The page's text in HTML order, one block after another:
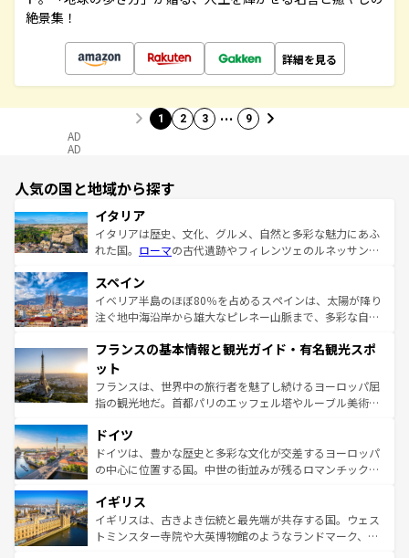
絶景集！
詳細を見る
1 2 3 … 9
AD
AD
人気の国と地域から探す
イタリア
イタリアは歴史、文化、グルメ、自然と多彩な魅力にあふ
れた国。 ローマの古代遺跡やフィレンツェのルネッサンス
ろん、トスカーナの美しい田園風景やアマルフィ海岸の絶
景など、自然景観も見逃せない。観光の合間には、本場の
ピザやパスタなど、絶品のイタリア料理を堪能することも
ませてくれるイタリアで、忘れられない旅をしてみよう！
なお、新着のイタリア情報は
しい。
スペイン
イベリア半島のほぼ80％を占めるスペインは、太陽が降り
注ぐ地中海沿岸から雄大なピレネー山脈まで、多彩な自然
文化が根付くこの国では、情熱的なフラメンコ、熱気あふ
れる闘牛、そして美味しいタパスが生活の一部となってい
る。首都マドリードの洗練された雰囲気や、バルセロナの
アートに溢れた街角から、地方では古代ローマ遺跡や中世
せる。地方によって風土や気候が異なるスペインはその個
性で訪れる人を魅了する。 なお、新着のスペイン情報は コ
ンテンツ一覧を参照してほしい。
フランスの基本情報と観光ガイド・有名観光スポ
ット
フランスは、世界中の旅行者を魅了し続けるヨーロッパ屈
指の観光地だ。首都パリのエッフェル塔やルーブル美術館
で、幅広い魅力が詰まっている。華麗な宮殿、歴史的な大
聖堂、美しいビーチ、そして豊かな自然が、訪れる者を心
から魅了する。また、フランスは美食の国としても知ら
いる。シャンパンの発祥地であるランス、プロヴァンスの
香り高いラベンダー畑など、多彩な楽しみ方が可能だ。さ
らに、パリ以外の地域にも魅力が溢れており、どの街角に
ドイツ
ドイツは、豊かな歴史と多彩な文化が交差するヨーロッパ
の中心に位置する国。中世の街並みが残るロマンチック街
顔を持つこの国は、どこを歩いても飽きることがない。ベ
ルリンの文化的活気、バイエルン州のアルプスの絶景、そ
してライン川沿いのワイン畑といった風景は必見。ビール
イギリス
イギリスは、古きよき伝統と最先端が共存する国。ウェス
トミンスター寺院や大英博物館のようなランドマーク、歴